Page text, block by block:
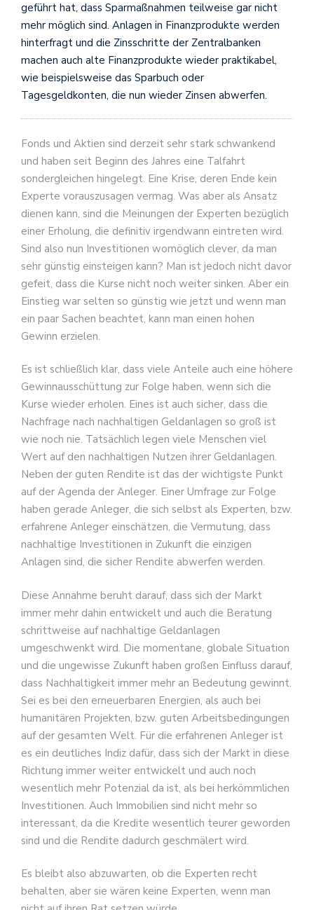
geführt hat, dass Sparmaßnahmen teilweise gar nicht
mehr möglich sind. Anlagen in Finanzprodukte werden
hinterfragt und die Zinsschritte der Zentralbanken
machen auch alte Finanzprodukte wieder praktikabel,
wie beispielsweise das Sparbuch oder
Tagesgeldkonten, die nun wieder Zinsen abwerfen.
Fonds und Aktien sind derzeit sehr stark schwankend
und haben seit Beginn des Jahres eine Talfahrt
sondergleichen hingelegt. Eine Krise, deren Ende kein
Experte vorauszusagen vermag. Was aber als Ansatz
dienen kann, sind die Meinungen der Experten bezüglich
einer Erholung, die definitiv irgendwann eintreten wird.
Sind also nun Investitionen womöglich clever, da man
sehr günstig einsteigen kann? Man ist jedoch nicht davor
gefeit, dass die Kurse nicht noch weiter sinken. Aber ein
Einstieg war selten so günstig wie jetzt und wenn man
ein paar Sachen beachtet, kann man einen hohen
Gewinn erzielen.
Es ist schließlich klar, dass viele Anteile auch eine höhere
Gewinnausschüttung zur Folge haben, wenn sich die
Kurse wieder erholen. Eines ist auch sicher, dass die
Nachfrage nach nachhaltigen Geldanlagen so groß ist
wie noch nie. Tatsächlich legen viele Menschen viel
Wert auf den nachhaltigen Nutzen ihrer Geldanlagen.
Neben der guten Rendite ist das der wichtigste Punkt
auf der Agenda der Anleger. Einer Umfrage zur Folge
haben gerade Anleger, die sich selbst als Experten, bzw.
erfahrene Anleger einschätzen, die Vermutung, dass
nachhaltige Investitionen in Zukunft die einzigen
Anlagen sind, die sicher Rendite abwerfen werden.
Diese Annahme beruht darauf, dass sich der Markt
immer mehr dahin entwickelt und auch die Beratung
schrittweise auf nachhaltige Geldanlagen
umgeschwenkt wird. Die momentane, globale Situation
und die ungewisse Zukunft haben großen Einfluss darauf,
dass Nachhaltigkeit immer mehr an Bedeutung gewinnt.
Sei es bei den erneuerbaren Energien, als auch bei
humanitären Projekten, bzw. guten Arbeitsbedingungen
auf der gesamten Welt. Für die erfahrenen Anleger ist
es ein deutliches Indiz dafür, dass sich der Markt in diese
Richtung immer weiter entwickelt und auch noch
wesentlich mehr Potenzial da ist, als bei herkömmlichen
Investitionen. Auch Immobilien sind nicht mehr so
interessant, da die Kredite wesentlich teurer geworden
sind und die Rendite dadurch geschmälert wird.
Es bleibt also abzuwarten, ob die Experten recht
behalten, aber sie wären keine Experten, wenn man